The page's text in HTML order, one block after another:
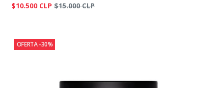
$10.500 CLP $15.000 CLP
OFERTA -30%